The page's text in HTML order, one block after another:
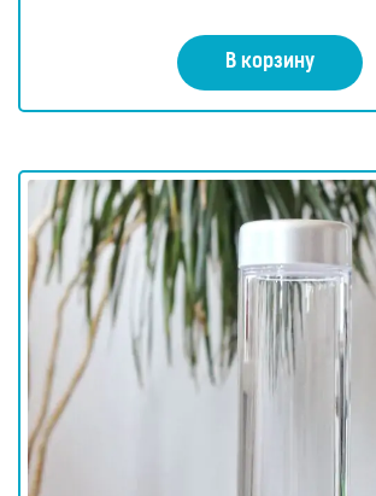
В корзину